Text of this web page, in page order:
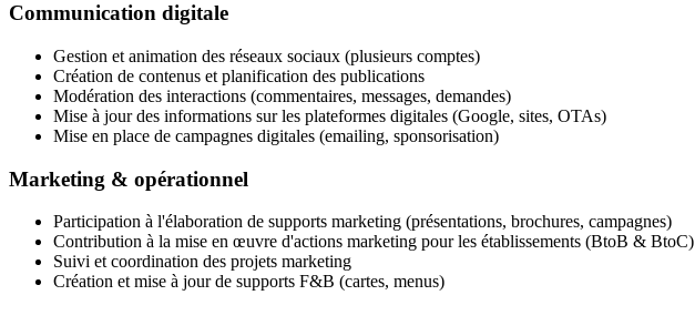
Communication digitale
Gestion et animation des réseaux sociaux (plusieurs comptes)
Création de contenus et planification des publications
Modération des interactions (commentaires, messages, demandes)
Mise à jour des informations sur les plateformes digitales (Google, sites, OTAs)
Mise en place de campagnes digitales (emailing, sponsorisation)
Marketing & opérationnel
Participation à l'élaboration de supports marketing (présentations, brochures, campagnes)
Contribution à la mise en œuvre d'actions marketing pour les établissements (BtoB & BtoC)
Suivi et coordination des projets marketing
Création et mise à jour de supports F&B (cartes, menus)